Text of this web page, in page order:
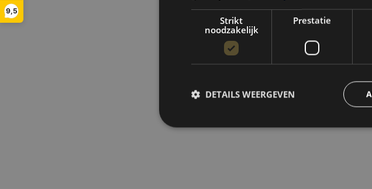
9,5
€19,25
Vergelijk
Strikt
noodzakelijk
Prestatie
DETAILS WEERGEVEN